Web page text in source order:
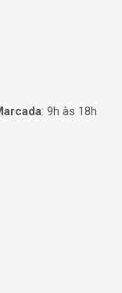
: 9h às 18h